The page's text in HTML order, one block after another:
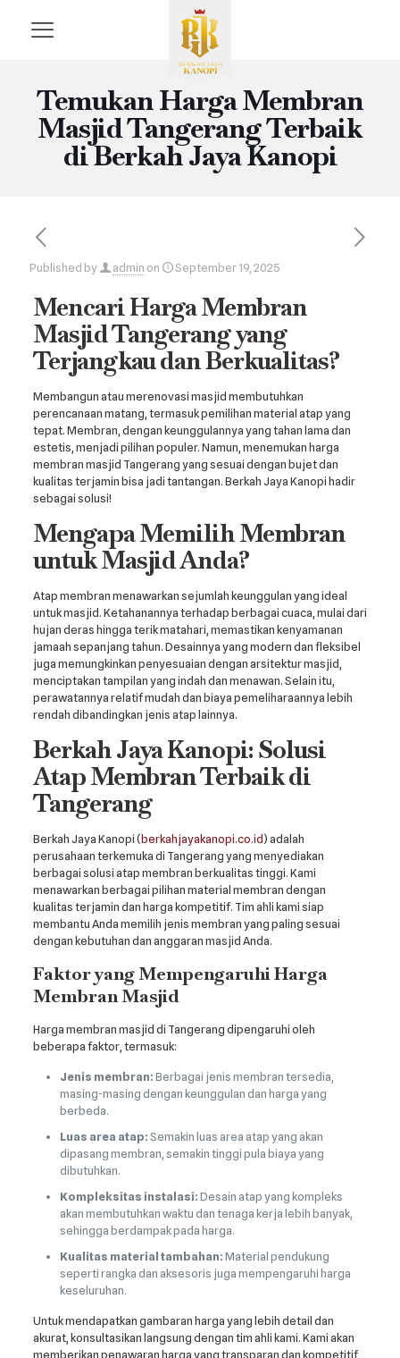
Temukan Harga Membran
Masjid Tangerang Terbaik
di Berkah Jaya Kanopi
Published by admin on September 19, 2025
Mencari Harga Membran
Masjid Tangerang yang
Terjangkau dan Berkualitas?
Membangun atau merenovasi masjid membutuhkan
perencanaan matang, termasuk pemilihan material atap yang
tepat. Membran, dengan keunggulannya yang tahan lama dan
estetis, menjadi pilihan populer. Namun, menemukan harga
membran masjid Tangerang yang sesuai dengan bujet dan
kualitas terjamin bisa jadi tantangan. Berkah Jaya Kanopi hadir
sebagai solusi!
Mengapa Memilih Membran
untuk Masjid Anda?
Atap membran menawarkan sejumlah keunggulan yang ideal
untuk masjid. Ketahanannya terhadap berbagai cuaca, mulai dari
hujan deras hingga terik matahari, memastikan kenyamanan
jamaah sepanjang tahun. Desainnya yang modern dan fleksibel
juga memungkinkan penyesuaian dengan arsitektur masjid,
menciptakan tampilan yang indah dan menawan. Selain itu,
perawatannya relatif mudah dan biaya pemeliharaannya lebih
rendah dibandingkan jenis atap lainnya.
Berkah Jaya Kanopi: Solusi
Atap Membran Terbaik di
Tangerang
Berkah Jaya Kanopi (berkahjayakanopi.co.id) adalah
perusahaan terkemuka di Tangerang yang menyediakan
berbagai solusi atap membran berkualitas tinggi. Kami
menawarkan berbagai pilihan material membran dengan
kualitas terjamin dan harga kompetitif. Tim ahli kami siap
membantu Anda memilih jenis membran yang paling sesuai
dengan kebutuhan dan anggaran masjid Anda.
Faktor yang Mempengaruhi Harga
Membran Masjid
Harga membran masjid di Tangerang dipengaruhi oleh
beberapa faktor, termasuk:
Jenis membran:Berbagai jenis membran tersedia,
masing-masing dengan keunggulan dan harga yang
berbeda.
Luas area atap:Semakin luas area atap yang akan
dipasang membran, semakin tinggi pula biaya yang
dibutuhkan.
Kompleksitas instalasi:Desain atap yang kompleks
akan membutuhkan waktu dan tenaga kerja lebih banyak,
sehingga berdampak pada harga.
Kualitas material tambahan:Material pendukung
seperti rangka dan aksesoris juga mempengaruhi harga
keseluruhan.
Untuk mendapatkan gambaran harga yang lebih detail dan
akurat, konsultasikan langsung dengan tim ahli kami. Kami akan
memberikan penawaran harga yang transparan dan kompetitif